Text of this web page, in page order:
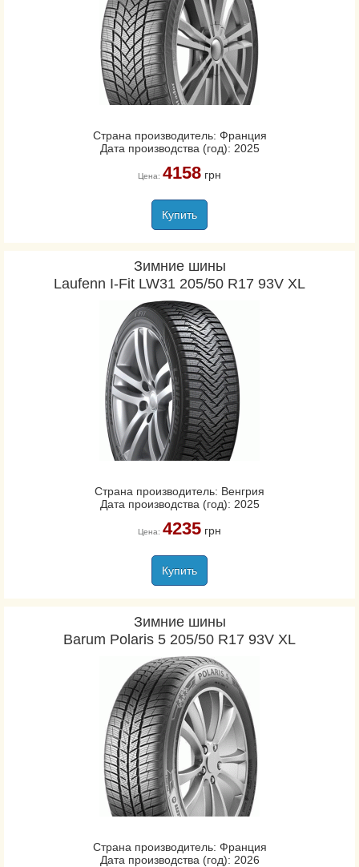
Страна производитель: Франция
Дата производства (год): 2025
Цена: 4158грн
Купить
Зимние шины
Laufenn I-Fit LW31 205/50 R17 93V XL
Страна производитель: Венгрия
Дата производства (год): 2025
Цена: 4235грн
Купить
Зимние шины
Barum Polaris 5 205/50 R17 93V XL
Страна производитель: Франция
Дата производства (год): 2026